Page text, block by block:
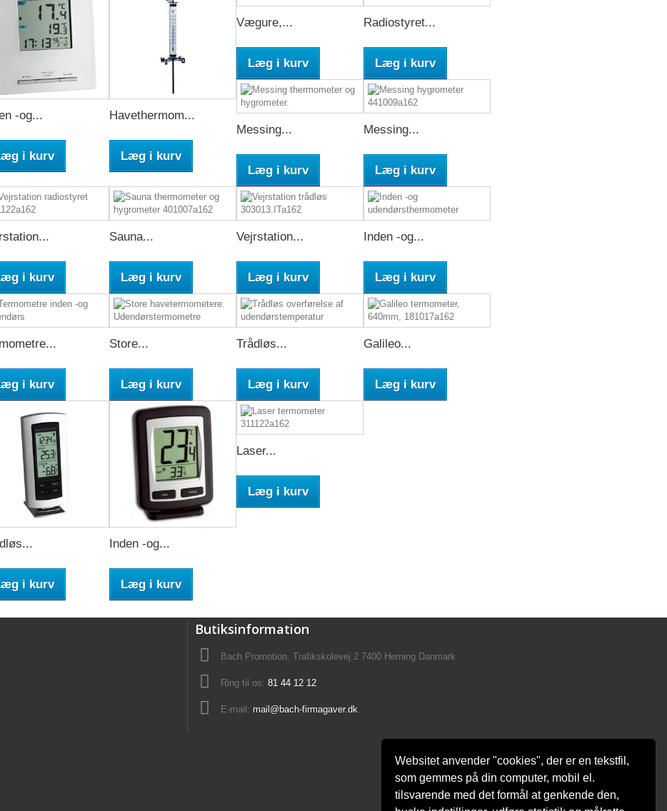
Websitet anvender "cookies", der er en tekstfil,
som gemmes på din computer, mobil el.
tilsvarende med det formål at genkende den,
-og...
i kurv
Havethermom...
Læg i kurv
Vægure,...
Læg i kurv
Radiostyret...
Læg i kurv
Messing...
Læg i kurv
Messing...
Læg i kurv
i kurv
Sauna...
Læg i kurv
Vejrstation...
Læg i kurv
Inden -og...
Læg i kurv
i kurv
Store...
Læg i kurv
Trådløs...
Læg i kurv
Galileo...
Læg i kurv
i kurv
Inden -og...
Læg i kurv
Laser...
Læg i kurv
Butiksinformation
Bach Promotion, Trafikskolevej 2 7400 Herning Danmark
Ring til os: 81 44 12 12
E-mail: mail@bach-firmagaver.dk